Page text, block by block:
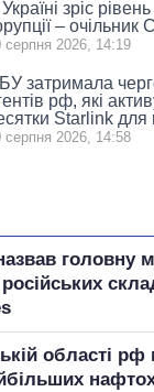
зріс
– очільник
серпня 2026, 14:19
затримала
рф, які
Starlink для
серпня 2026, 14:58
головну
області рф